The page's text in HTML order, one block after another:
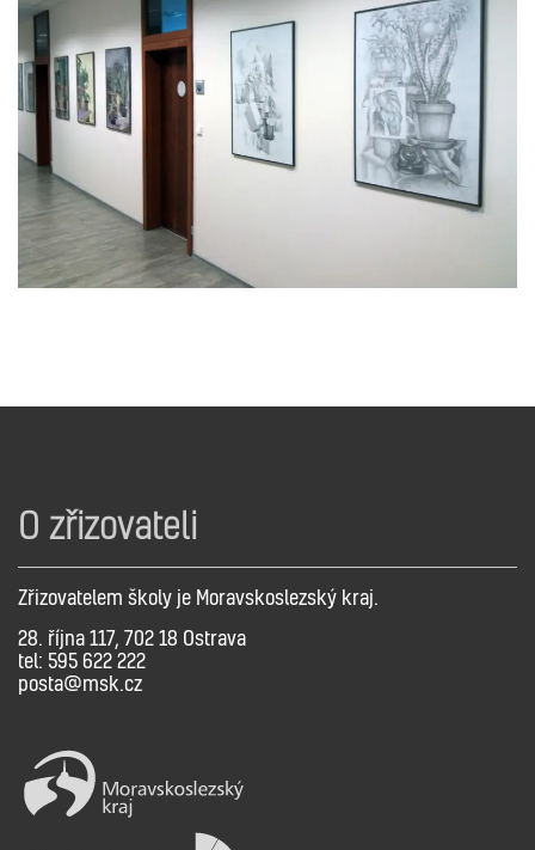
O zřizovateli
Zřizovatelem školy je Moravskoslezský kraj.
28. října 117, 702 18 Ostrava
tel: 595 622 222
posta@msk.cz